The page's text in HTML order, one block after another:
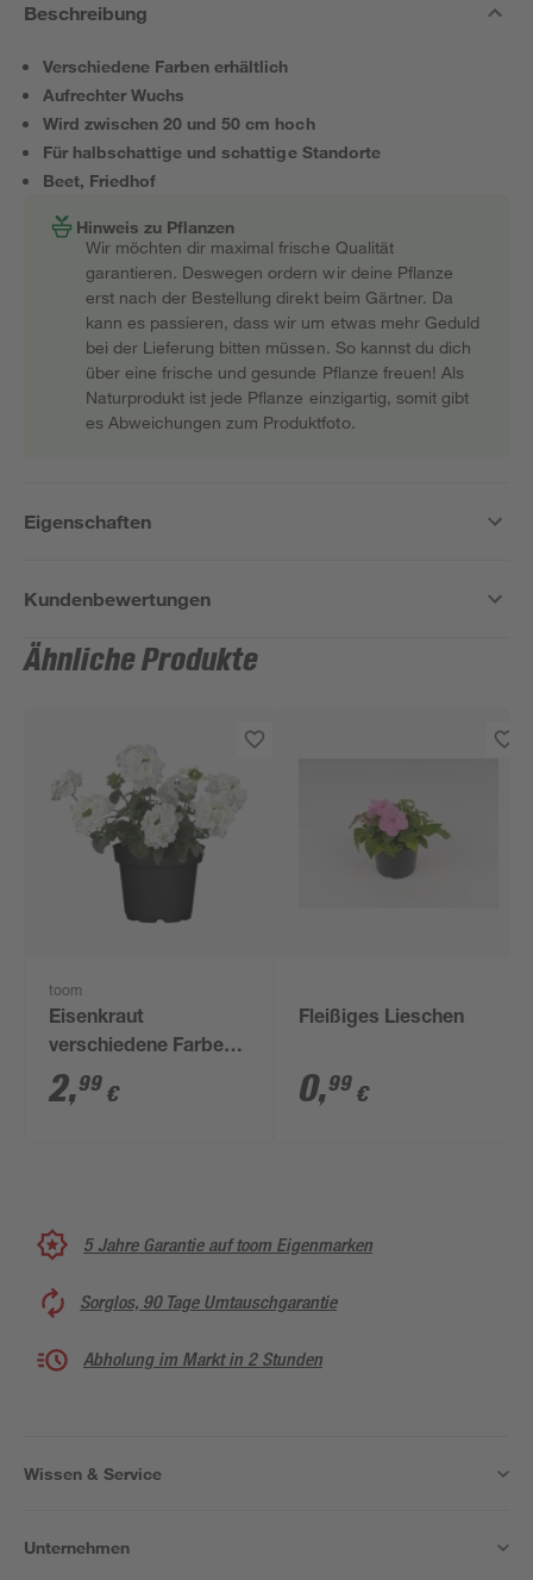
Beschreibung
Verschiedene Farben erhältlich
Aufrechter Wuchs
Wird zwischen 20 und 50 cm hoch
Für halbschattige und schattige Standorte
Beet, Friedhof
Hinweis zu Pflanzen
Wir möchten dir maximal frische Qualität
garantieren. Deswegen ordern wir deine Pflanze
erst nach der Bestellung direkt beim Gärtner. Da
kann es passieren, dass wir um etwas mehr Geduld
bei der Lieferung bitten müssen. So kannst du dich
über eine frische und gesunde Pflanze freuen! Als
Naturprodukt ist jede Pflanze einzigartig, somit gibt
es Abweichungen zum Produktfoto.
Eigenschaften
Kundenbewertungen
Ähnliche Produkte
toom
Eisenkraut
verschiedene Farben
12 cm Topf
2,99 €
Fleißiges Lieschen
0,99 €
5 Jahre Garantie auf toom Eigenmarken
Sorglos, 90 Tage Umtauschgarantie
Abholung im Markt in 2 Stunden
Wissen & Service
Unternehmen